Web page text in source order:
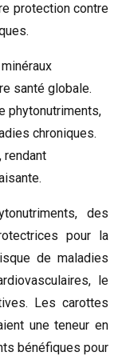
protection contre
santé globale.
phytonutriments,
chroniques.
rendant
des
pour la
de maladies
le
Les carottes
une teneur en
bénéfiques pour